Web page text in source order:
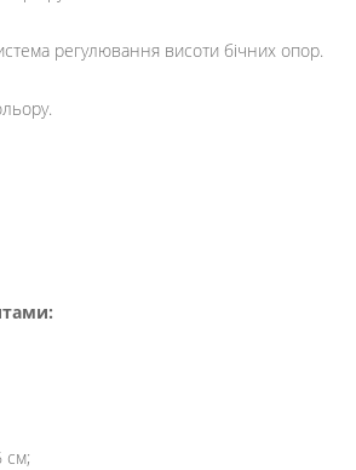
регулювання висоти бічних опор.
см;